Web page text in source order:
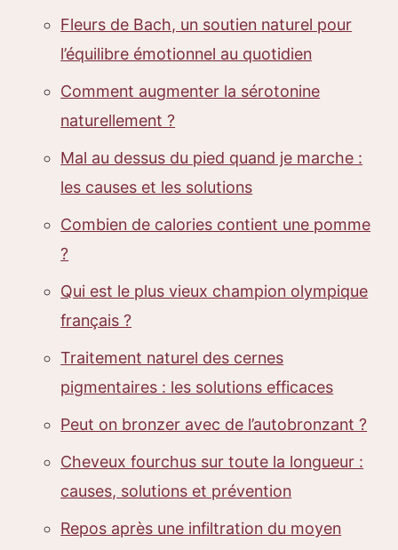
Fleurs de Bach, un soutien naturel pour
l’équilibre émotionnel au quotidien
Comment augmenter la sérotonine
naturellement ?
Mal au dessus du pied quand je marche :
les causes et les solutions
Combien de calories contient une pomme
?
Qui est le plus vieux champion olympique
français ?
Traitement naturel des cernes
pigmentaires : les solutions efficaces
Peut on bronzer avec de l’autobronzant ?
Cheveux fourchus sur toute la longueur :
causes, solutions et prévention
Repos après une infiltration du moyen